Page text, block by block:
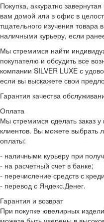
Покупка, аккуратно
вам домой или в офис в
тщательного изучения товара
наличными курьеру, если
Мы стремимся найти
покупателю и обсудить все
компании SILVER LUXE с
если вы выскажете свои
Гарантия качества
Оплата
Мы стремимся сделать заказ
клиентов. Вы можете
оплаты:
- наличными курьеру при
- на расчетный счет в банке;
- перечисление средств с
- перевод с Яндекс.Денег.
Гарантия и возврат
При покупке ювелирных